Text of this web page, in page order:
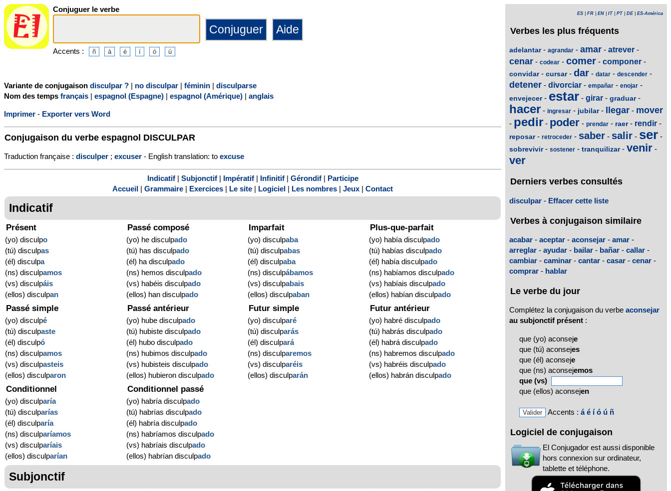
Conjuguer le verbe
Accents :
Variante de conjugaison disculpar ? | no disculpar | féminin | disculparse
Nom des temps français | espagnol (Espagne) | espagnol (Amérique) | anglais
Imprimer - Exporter vers Word
Conjugaison du verbe espagnol DISCULPAR
Traduction française : disculper ; excuser - English translation: to excuse
Indicatif| Subjonctif| Impératif| Infinitif| Gérondif|
Participe
Accueil
Grammaire Exercices Le site Logiciel Les nombres Jeux Contact
Indicatif
Présent
(yo) disculpo
(tú) disculpas
(él) disculpa
(ns) disculpamos
(vs) disculpáis
(ellos) disculpan
Passé composé
(yo) he disculpado
(tú) has disculpado
(él) ha disculpado
(ns) hemos disculpado
(vs) habéis disculpado
(ellos) han disculpado
Imparfait
(yo) disculpaba
(tú) disculpabas
(él) disculpaba
(ns) disculpábamos
(vs) disculpabais
(ellos) disculpaban
Plus-que-parfait
(yo) había disculpado
(tú) habías disculpado
(él) había disculpado
(ns) habíamos disculpado
(vs) habíais disculpado
(ellos) habían disculpado
Passé simple
(yo) disculpé
(tú) disculpaste
(él) disculpó
(ns) disculpamos
(vs) disculpasteis
(ellos) disculparon
Passé antérieur
(yo) hube disculpado
(tú) hubiste disculpado
(él) hubo disculpado
(ns) hubimos disculpado
(vs) hubisteis disculpado
(ellos) hubieron disculpado
Futur simple
(yo) disculparé
(tú) disculparás
(él) disculpará
(ns) disculparemos
(vs) disculparéis
(ellos) disculparán
Futur antérieur
(yo) habré disculpado
(tú) habrás disculpado
(él) habrá disculpado
(ns) habremos disculpado
(vs) habréis disculpado
(ellos) habrán disculpado
Conditionnel
(yo) disculparía
(tú) disculparías
(él) disculparía
(ns) disculparíamos
(vs) disculparíais
(ellos) disculparían
Conditionnel passé
(yo) habría disculpado
(tú) habrías disculpado
(él) habría disculpado
(ns) habríamos disculpado
(vs) habríais disculpado
(ellos) habrían disculpado
Subjonctif
ES FR EN IT PT DE| ES-América
Verbes les plus fréquents
adelantar- agrandar - amar - atrever -
cenar - codear - comer - componer -
convidar- cursar- dar - datar - descender -
detener - divorciar - empañar - enojar -
envejecer- estar - girar - graduar-
hacer - ingresar - jubilar- llegar - mover
- pedir - poder - prendar - raer- rendir -
reposar- retroceder - saber - salir - ser -
sobrevivir- sostener - tranquilizar- venir -
ver
Derniers verbes consultés
disculpar - Effacer cette liste
Verbes à conjugaison similaire
acabar - aceptar - aconsejar - amar -
arreglar - ayudar - bailar - bañar - callar -
cambiar - caminar - cantar - casar - cenar -
comprar - hablar
Le verbe du jour
Complétez la conjugaison du verbe aconsejar
au subjonctif présent :
que (yo) aconseje
que (tú) aconsejes
que (él) aconseje
que (ns) aconsejemos
que (vs)
que (ellos) aconsejen
Accents : á é í ó ú ñ
Logiciel de conjugaison
El Conjugador est aussi disponible
hors connexion sur ordinateur,
tablette et téléphone.